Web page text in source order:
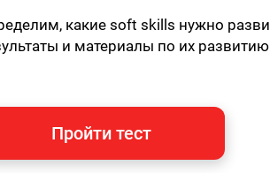
какие soft skills нужно
и материалы по их
Пройти тест